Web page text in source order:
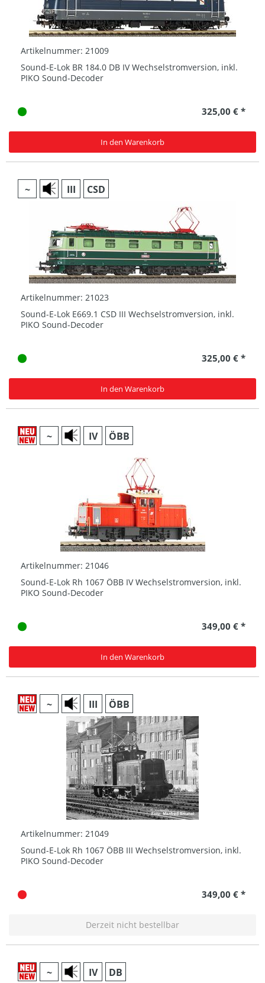
Artikelnummer: 21009
Sound-E-Lok BR 184.0 DB IV Wechselstromversion, inkl.
PIKO Sound-Decoder
325,00 € *
In den Warenkorb
~ III CSD
Artikelnummer: 21023
Sound-E-Lok E669.1 CSD III Wechselstromversion, inkl.
PIKO Sound-Decoder
325,00 € *
In den Warenkorb
~ IV ÖBB
Artikelnummer: 21046
Sound-E-Lok Rh 1067 ÖBB IV Wechselstromversion, inkl.
PIKO Sound-Decoder
349,00 € *
In den Warenkorb
~ III ÖBB
Artikelnummer: 21049
Sound-E-Lok Rh 1067 ÖBB III Wechselstromversion, inkl.
PIKO Sound-Decoder
349,00 € *
Derzeit nicht bestellbar
~ IV DB